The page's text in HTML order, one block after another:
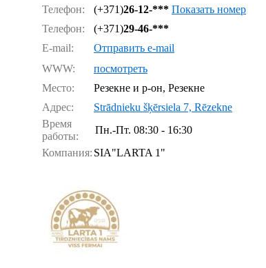
Телефон: (+371)26-12-*** Показать номер
Телефон: (+371)29-46-***
E-mail: Отправить e-mail
WWW:
посмотреть
Место:
Резекне и р-он, Резекне
Адрес:
Strādnieku šķērsiela 7, Rēzekne
Время
работы:
Пн.-Пт. 08:30 - 16:30
Компания: SIA"LARTA 1"